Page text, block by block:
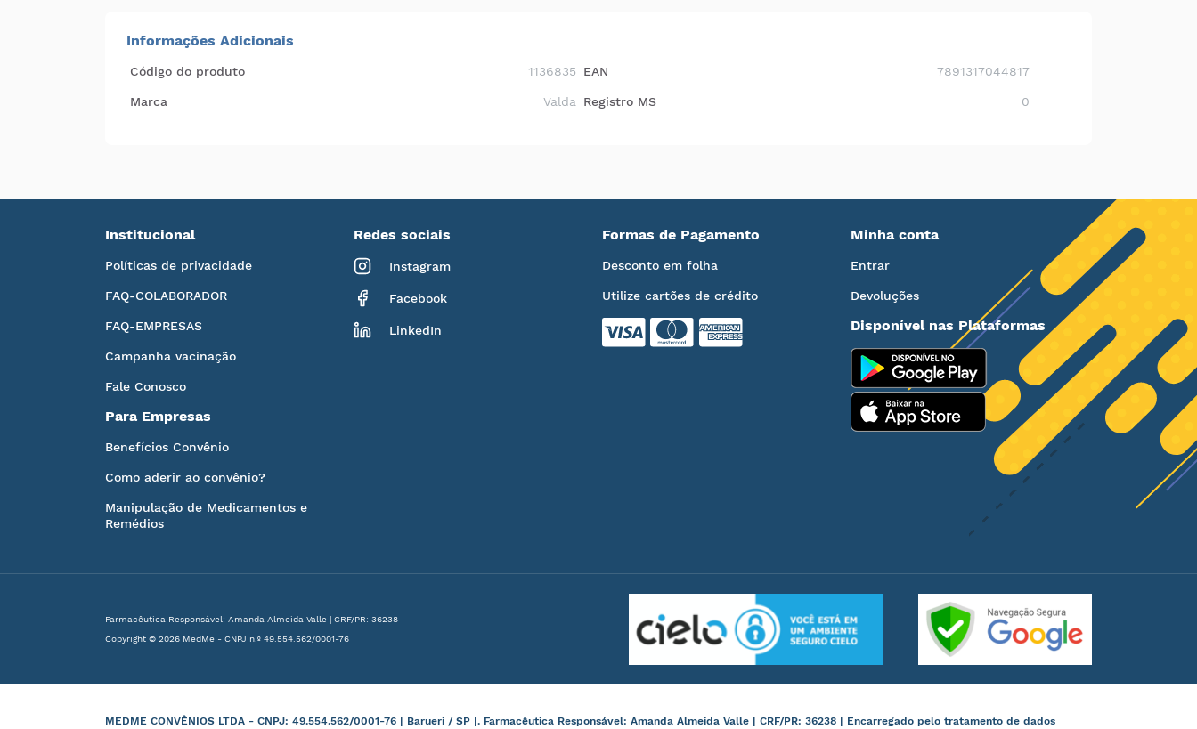
Informações Adicionais
Código do produto 1136835 EAN 7891317044817
Marca Valda Registro MS 0
Institucional
Políticas de privacidade
FAQ-COLABORADOR
FAQ-EMPRESAS
Campanha vacinação
Fale Conosco
Para Empresas
Benefícios Convênio
Como aderir ao convênio?
Manipulação de Medicamentos e
Remédios
Redes sociais
Instagram
Facebook
LinkedIn
Formas de Pagamento
Desconto em folha
Utilize cartões de crédito
Minha conta
Entrar
Devoluções
Disponível nas Plataformas
Farmacêutica Responsável: Amanda Almeida Valle | CRF/PR: 36238
Copyright © 2026 MedMe - CNPJ n.º 49.554.562/0001-76
MEDME CONVÊNIOS LTDA - CNPJ: 49.554.562/0001-76 | Barueri / SP |. Farmacêutica Responsável: Amanda Almeida Valle | CRF/PR: 36238 | Encarregado pelo tratamento de dados